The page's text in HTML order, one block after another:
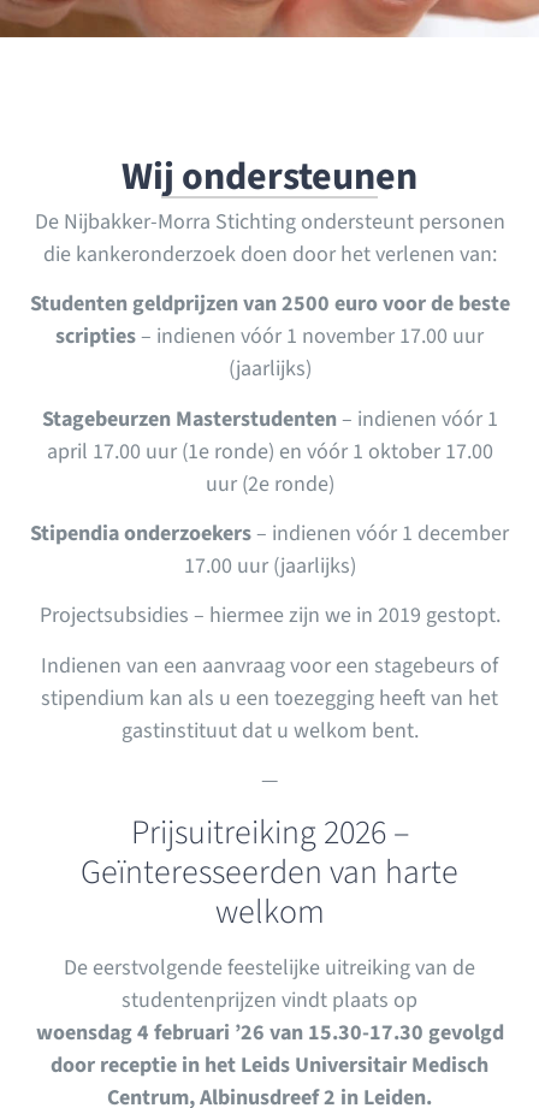
Wij ondersteunen
De Nijbakker-Morra Stichting ondersteunt personen
die kankeronderzoek doen door het verlenen van:
Studenten geldprijzen van 2500 euro voor de beste
scripties– indienen vóór 1 november 17.00 uur
(jaarlijks)
Stagebeurzen Masterstudenten– indienen vóór 1
april 17.00 uur (1e ronde) en vóór 1 oktober 17.00
uur (2e ronde)
Stipendia onderzoekers– indienen vóór 1 december
17.00 uur (jaarlijks)
Projectsubsidies – hiermee zijn we in 2019 gestopt.
Indienen van een aanvraag voor een stagebeurs of
stipendium kan als u een toezegging heeft van het
gastinstituut dat u welkom bent.
—
Prijsuitreiking 2026 –
Geïnteresseerden van harte
welkom
De eerstvolgende feestelijke uitreiking van de
studentenprijzen vindt plaats op
woensdag 4 februari ’26 van 15.30-17.30 gevolgd
door receptie in het Leids Universitair Medisch
Centrum, Albinusdreef 2 in Leiden.